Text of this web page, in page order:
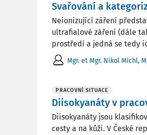
Svařování a
Neionizující záření
ultrafialové záření (dále
prostředí a jedná se tedy
Mgr. et Mgr. Nikol Michl,
PRACOVNÍ SITUACE
Diisokyanáty v
Diisokyanáty jsou
cesty a na kůži. V České